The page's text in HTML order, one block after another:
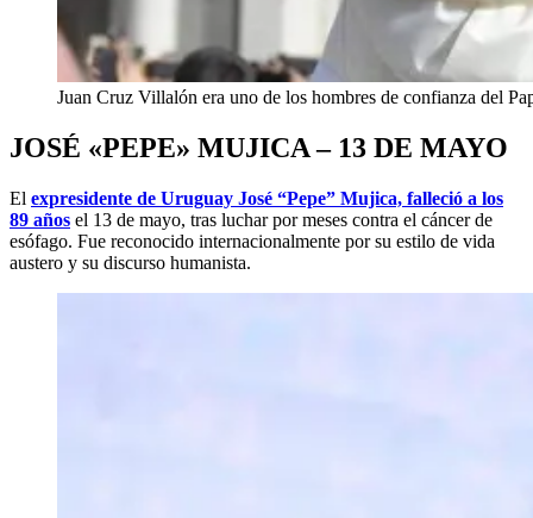
Juan Cruz Villalón era uno de los hombres de confianza del
JOSÉ «PEPE» MUJICA – 13 DE MAYO
El expresidente de Uruguay José “Pepe” Mujica, falleció a los
89 años el 13 de mayo, tras luchar por meses contra el cáncer de
esófago. Fue reconocido internacionalmente por su estilo de vida
austero y su discurso humanista.